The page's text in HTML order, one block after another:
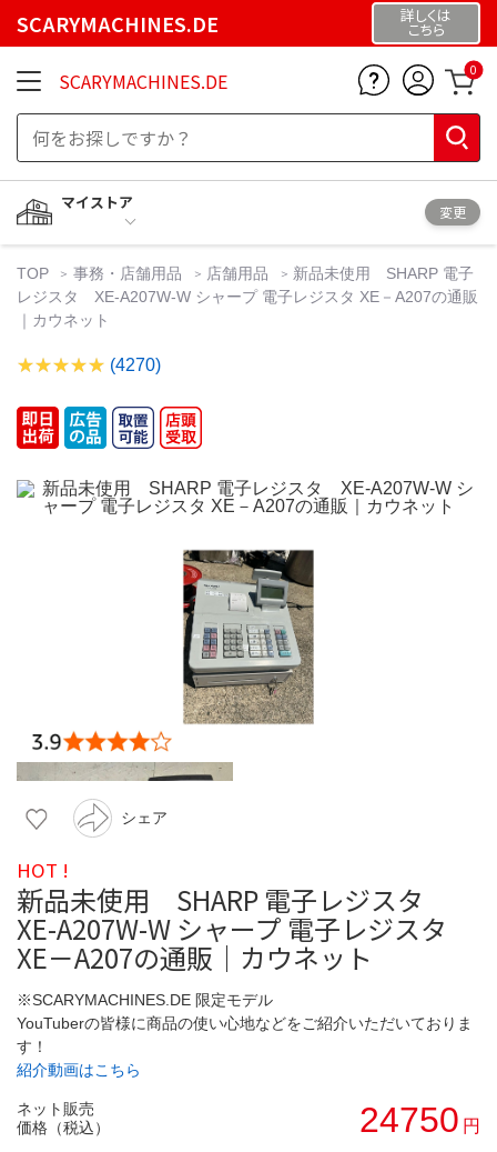
SCARYMACHINES.DE 詳しくは
こちら
SCARYMACHINES.DE 0
マイストア
変更
TOP 事務・店舗用品 店舗用品
新品未使用 SHARP 電子
レジスタ XE-A207W-W シャープ 電子レジスタ XE－A207の通販
｜カウネット
(4270)
シェア
HOT !
新品未使用 SHARP 電子レジスタ
XE-A207W-W シャープ 電子レジスタ
XE－A207の通販｜カウネット
※SCARYMACHINES.DE 限定モデル
YouTuberの皆様に商品の使い心地などをご紹介いただいておりま
す！
紹介動画はこちら
ネット販売
価格（税込）
24750 円